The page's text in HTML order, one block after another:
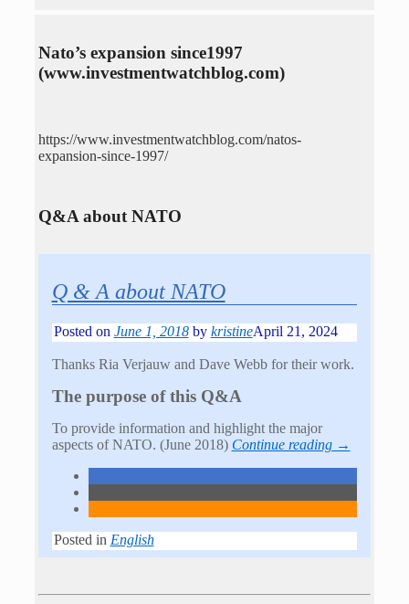
Nato’s expansion since1997
(www.investmentwatchblog.com)
https://www.investmentwatchblog.com/natos-
expansion-since-1997/
Q&A about NATO
Q & A about NATO
Posted on June 1, 2018 by kristineApril 21, 2024
Thanks Ria Verjauw and Dave Webb for their work.
The purpose of this Q&A
To provide information and highlight the major
aspects of NATO. (June 2018) Continue reading →
Posted in English